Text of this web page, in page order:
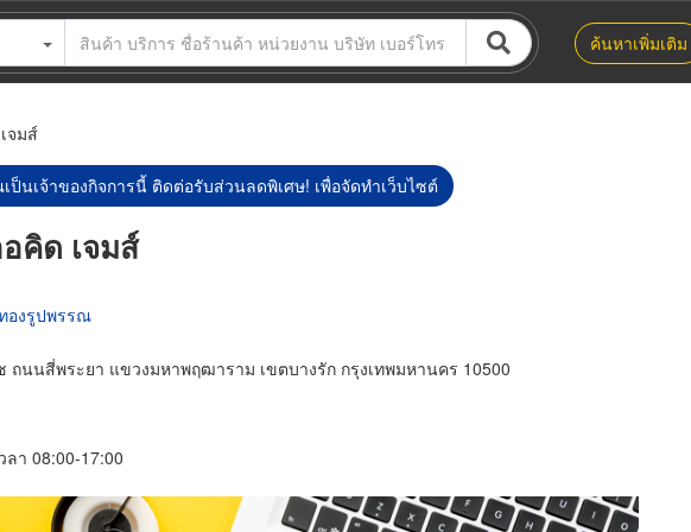
ค้นหาเพิ่มเติม
จมส์
ป็นเจ้าของกิจการนี้ ติดต่อรับส่วนลดพิเศษ! เพื่อจัดทำเว็บไซต์
คิด เจมส์
องรูปพรรณ
ถนนสี่พระยา แขวงมหาพฤฒาราม เขตบางรัก กรุงเทพมหานคร 10500
ลา 08:00-17:00